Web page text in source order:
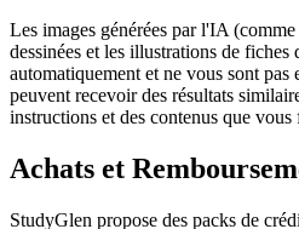
Les images générées par l'IA
dessinées et les illustrations de
automatiquement et ne vous sont
peuvent recevoir des résultats
instructions et des contenus que vous
Achats et
StudyGlen propose des packs de